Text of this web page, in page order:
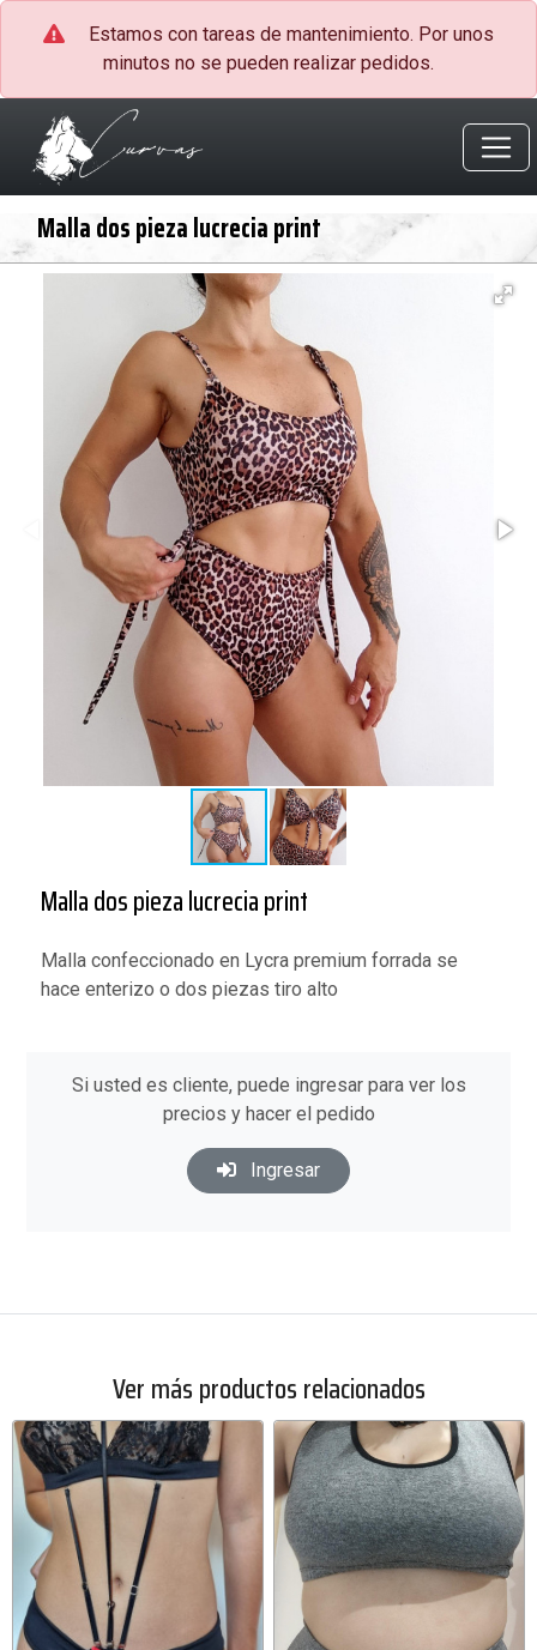
Estamos con tareas de mantenimiento. Por unos
minutos no se pueden realizar pedidos.
Malla dos pieza lucrecia print
Malla dos pieza lucrecia print
Malla confeccionado en Lycra premium forrada se
hace enterizo o dos piezas tiro alto
Si usted es cliente, puede ingresar para ver los
precios y hacer el pedido
Ingresar
Ver más productos relacionados